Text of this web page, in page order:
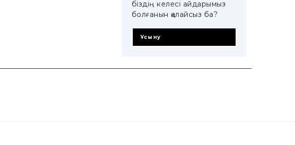
біздің келесі айдарымыз
болғанын қалайсыз ба?
Ұсыну